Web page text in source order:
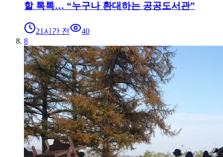
할 톡톡… “누구나 환대하는 공공도서관”
21시간 전
40
8